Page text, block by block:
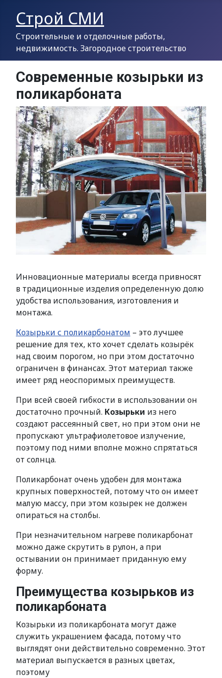
Строй СМИ
Строительные и отделочные работы,
недвижимость. Загородное строительство
Современные козырьки из
поликарбоната
Инновационные материалы всегда привносят
в традиционные изделия определенную долю
удобства использования, изготовления и
монтажа.
Козырьки с поликарбонатом – это лучшее
решение для тех, кто хочет сделать козырёк
над своим порогом, но при этом достаточно
ограничен в финансах. Этот материал также
имеет ряд неоспоримых преимуществ.
При всей своей гибкости в использовании он
достаточно прочный. Козырьки из него
создают рассеянный свет, но при этом они не
пропускают ультрафиолетовое излучение,
поэтому под ними вполне можно спрятаться
от солнца.
Поликарбонат очень удобен для монтажа
крупных поверхностей, потому что он имеет
малую массу, при этом козырек не должен
опираться на столбы.
При незначительном нагреве поликарбонат
можно даже скрутить в рулон, а при
остывании он принимает приданную ему
форму.
Преимущества козырьков из
поликарбоната
Козырьки из поликарбоната могут даже
служить украшением фасада, потому что
выглядят они действительно современно. Этот
материал выпускается в разных цветах,
поэтому